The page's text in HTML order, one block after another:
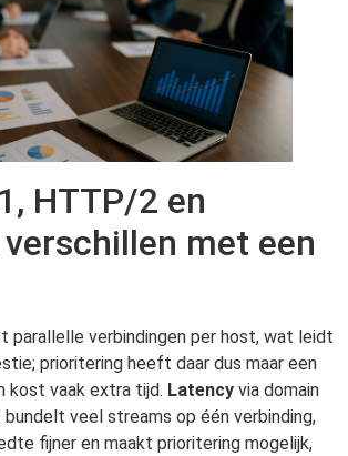
HTTP/2 en
met een
parallelle verbindingen per host, wat leidt
prioritering heeft daar dus maar een
vaak extra tijd. Latency via domain
veel streams op één verbinding,
fijner en maakt prioritering mogelijk,